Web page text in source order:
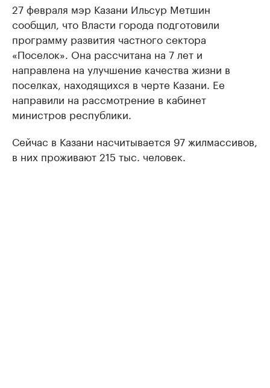
27 февраля мэр Казани Ильсур Метшин
сообщил, что Власти города подготовили
программу развития частного сектора
«Поселок». Она рассчитана на 7 лет и
направлена на улучшение качества жизни в
поселках, находящихся в черте Казани. Ее
направили на рассмотрение в кабинет
министров республики.
Сейчас в Казани насчитывается 97 жилмассивов,
в них проживают 215 тыс. человек.